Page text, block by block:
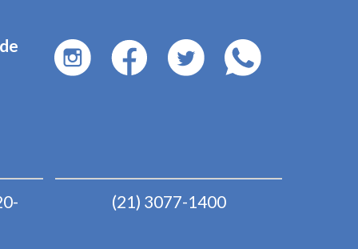
(21) 3077-1400